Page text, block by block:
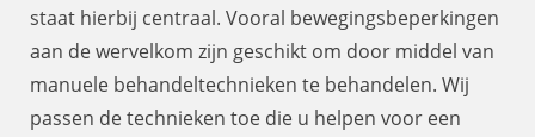
staat hierbij centraal. Vooral bewegingsbeperkingen
aan de wervelkom zijn geschikt om door middel van
manuele behandeltechnieken te behandelen. Wij
passen de technieken toe die u helpen voor een